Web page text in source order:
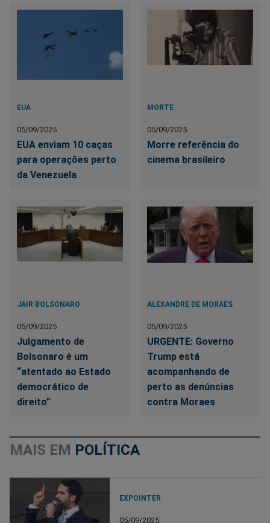
EUA
05/09/2025
EUA enviam 10 caças
para operações perto
da Venezuela
MORTE
05/09/2025
Morre referência do
cinema brasileiro
JAIR BOLSONARO
05/09/2025
Julgamento de
Bolsonaro é um
“atentado ao Estado
democrático de
direito”
ALEXANDRE DE MORAES
05/09/2025
URGENTE: Governo
Trump está
acompanhando de
perto as denúncias
contra Moraes
MAIS EM POLÍTICA
EXPOINTER
05/09/2025